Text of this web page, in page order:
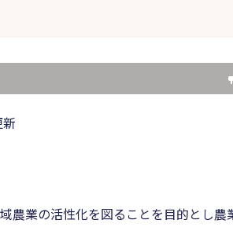
農業の活性化を図ることを目的とし